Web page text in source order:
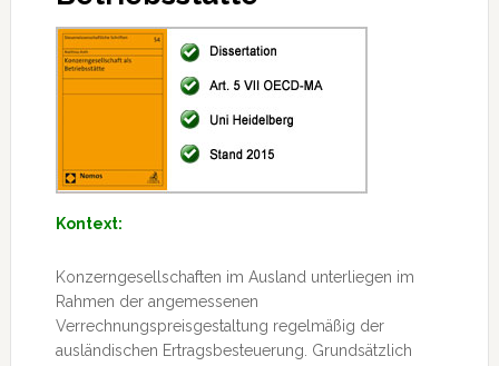
Kontext:
Konzerngesellschaften im Ausland unterliegen im
Rahmen der angemessenen
Verrechnungspreisgestaltung regelmäßig der
ausländischen Ertragsbesteuerung. Grundsätzlich